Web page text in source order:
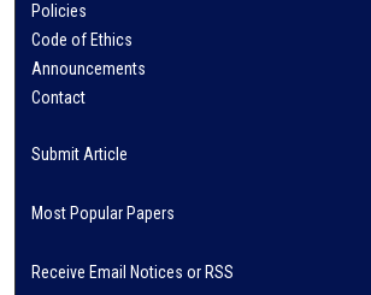
Policies
Code of Ethics
Announcements
Contact
Submit Article
Most Popular Papers
Receive Email Notices or RSS